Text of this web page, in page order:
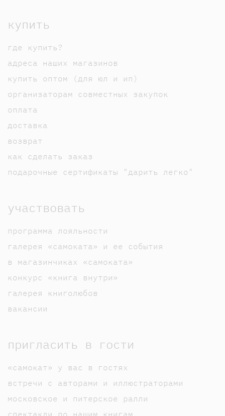
купить
где купить?
адреса наших магазинов
купить оптом (для юл и ип)
организаторам совместных закупок
оплата
доставка
возврат
как сделать заказ
подарочные сертификаты "дарить легко"
участвовать
программа лояльности
галерея «самоката» и ее события
в магазинчиках «самоката»
конкурс «книга внутри»
галерея книголюбов
вакансии
пригласить в гости
«самокат» у вас в гостях
встречи с авторами и иллюстраторами
московское и питерское ралли
спектакли по нашим книгам